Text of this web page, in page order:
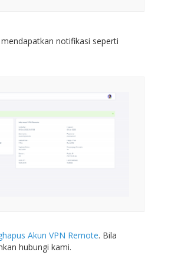
notifikasi seperti
Akun VPN Remote. Bila
hubungi kami.